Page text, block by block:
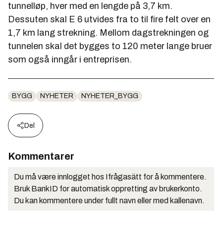
tunnelløp, hver med en lengde på 3,7 km.
Dessuten skal E 6 utvides fra to til fire felt over en
1,7 km lang strekning. Mellom dagstrekningen og
tunnelen skal det bygges to 120 meter lange bruer
som også inngår i entreprisen.
BYGG NYHETER NYHETER_BYGG
Del
Kommentarer
Du må være innlogget hos Ifrågasätt for å kommentere.
Bruk BankID for automatisk oppretting av brukerkonto.
Du kan kommentere under fullt navn eller med kallenavn.